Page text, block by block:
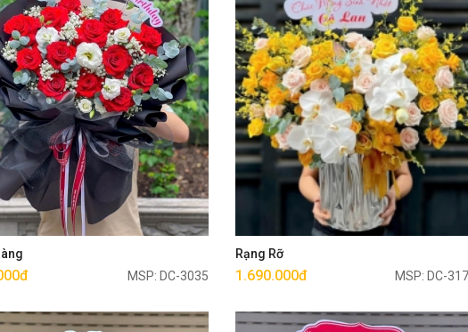
MSP: DC-3035
Mua ngay
Rạng Rỡ
1.690.000đ MSP: DC-
Mua ngay